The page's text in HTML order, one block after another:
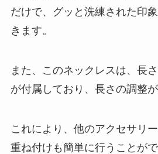
だけで、グッと洗練された印
きます。
また、このネックレスは、長
が付属しており、長さの調整が
これにより、他のアクセサリ
重ね付けも簡単に行うことが